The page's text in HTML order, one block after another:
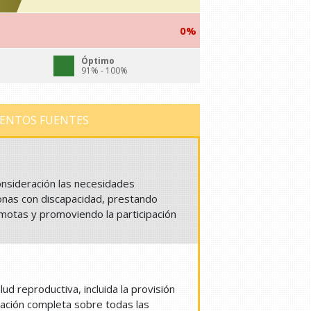
0%
Óptimo
91% - 100%
FUENTES
las necesidades
con discapacidad, prestando
y promoviendo la participación
reproductiva, incluida la provisión
completa sobre todas las